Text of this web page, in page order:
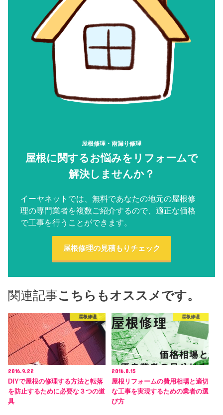
屋根修理・雨漏り修理
屋根に関するお悩みをリフォームで
解決しませんか？
イーヤネットでは、無料であなたの地元の屋根修
理の専門業者を複数ご紹介するので、適正な価格
で工事を行うことができます。
屋根修理の見積もりチェック
関連記事こちらもオススメです。
屋根修理
2016.9.22
DIYで屋根の修理する方法と転落
を防止するために必要な３つの道
具
屋根修理
2016.8.15
屋根リフォームの費用相場と適切
な工事を実現するための業者の選
び方